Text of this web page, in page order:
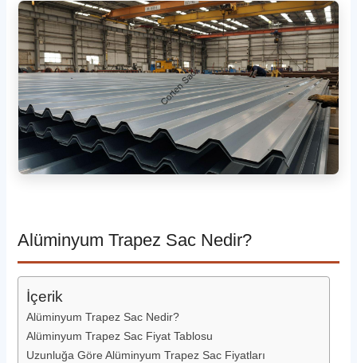
Alüminyum Trapez Sac Nedir?
İçerik
Alüminyum Trapez Sac Nedir?
Alüminyum Trapez Sac Fiyat Tablosu
Uzunluğa Göre Alüminyum Trapez Sac Fiyatları